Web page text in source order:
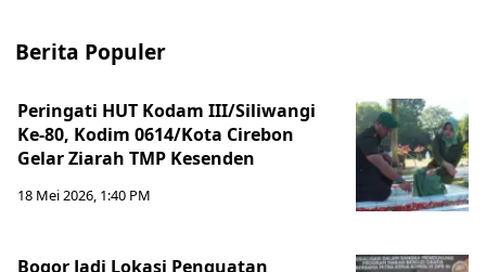
Berita Populer
Peringati HUT Kodam III/Siliwangi
Ke-80, Kodim 0614/Kota Cirebon
Gelar Ziarah TMP Kesenden
18 Mei 2026, 1:40 PM
Bogor Jadi Lokasi Penguatan